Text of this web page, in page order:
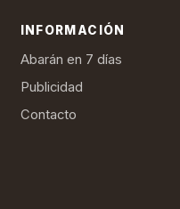
INFORMACIÓN
Abarán en 7 días
Publicidad
Contacto